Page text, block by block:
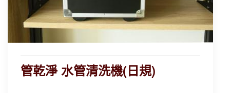
管乾淨 水管清洗機(日規)